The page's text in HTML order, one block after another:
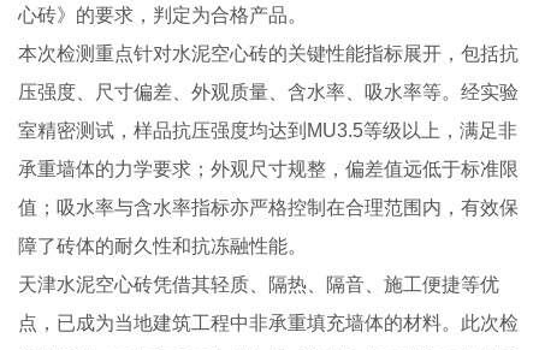
心砖》的要求，判定为合格产品。
本次检测重点针对水泥空心砖的关键性能指标展开，包括抗
压强度、尺寸偏差、外观质量、含水率、吸水率等。经实验
室精密测试，样品抗压强度均达到MU3.5等级以上，满足非
承重墙体的力学要求；外观尺寸规整，偏差值远低于标准限
值；吸水率与含水率指标亦严格控制在合理范围内，有效保
障了砖体的耐久性和抗冻融性能。
天津水泥空心砖凭借其轻质、隔热、隔音、施工便捷等优
点，已成为当地建筑工程中非承重填充墙体的材料。此次检